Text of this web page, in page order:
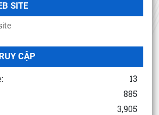
luận của đồng chí Tổng Bí thư, Chủ
tại Phiên họp Ban Chỉ đạo Trung
CỦA C.MÁC VỀ CÔNG BẰNG PHÂN
TẮC PHÂN PHỐI TRONG NỀN
SITE
CẬP
13
885
3,905